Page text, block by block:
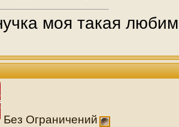
моя такая
Без Ограничений